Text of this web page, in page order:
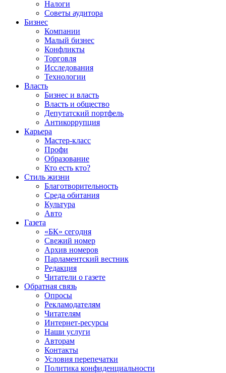
Налоги
Советы аудитора
Бизнес
Компании
Малый бизнес
Конфликты
Торговля
Исследования
Технологии
Власть
Бизнес и власть
Власть и общество
Депутатский портфель
Антикоррупция
Карьера
Мастер-класс
Профи
Образование
Кто есть кто?
Стиль жизни
Благотворительность
Среда обитания
Культура
Авто
Газета
«БК» сегодня
Свежий номер
Архив номеров
Парламентский вестник
Редакция
Читатели о газете
Обратная связь
Опросы
Рекламодателям
Читателям
Интернет-ресурсы
Наши услуги
Авторам
Контакты
Условия перепечатки
Политика конфиденциальности